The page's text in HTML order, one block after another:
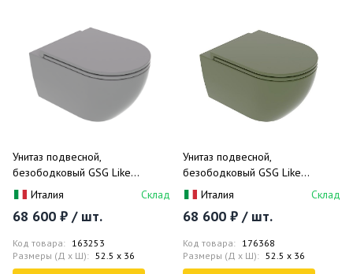
Унитаз подвесной,
безободковый GSG Like
LKWCSO020 52.5x36 (серый
Италия Склад
68 600 ₽ / шт.
Код товара: 163253
Размеры (Д x Ш): 52.5 x 36
Унитаз подвесной,
безободковый GSG Like
LKWCSO026 52.5x36
Италия Склад
68 600 ₽ / шт.
Код товара: 176368
Размеры (Д x Ш): 52.5 x 36